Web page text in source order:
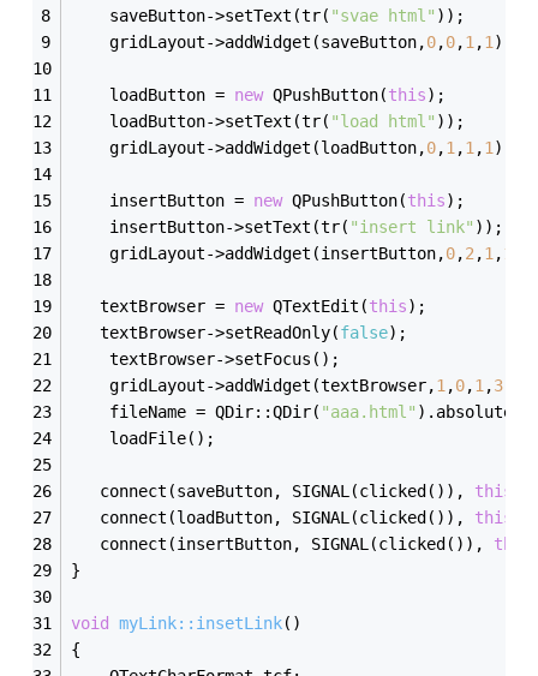
    saveButton->setText(tr(
"svae html" ));
    gridLayout->addWidget(saveButton,
0,0,1 ,1 );
    loadButton =
new QPushButton(this);
    loadButton->setText(tr(
"load html" ));
    gridLayout->addWidget(loadButton,
0,1 ,1 ,1 );
    insertButton =
new QPushButton(this);
    insertButton->setText(tr(
"insert link" ));
    gridLayout->addWidget(insertButton,
0,2 ,1 ,1
   textBrowser =
new QTextEdit(this);
   textBrowser->setReadOnly(
false);
    textBrowser->setFocus();
    gridLayout->addWidget(textBrowser,
1 ,0,1 ,3
    fileName = QDir::QDir(
"aaa.html"
    loadFile();
   connect(saveButton, SIGNAL(clicked()),
this
   connect(loadButton, SIGNAL(clicked()),
this
   connect(insertButton, SIGNAL(clicked()),
this
}
void myLink::insetLink()
{